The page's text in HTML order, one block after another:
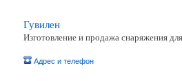
Гувилен
Изготовление и продажа снаряжения
Адрес и телефон